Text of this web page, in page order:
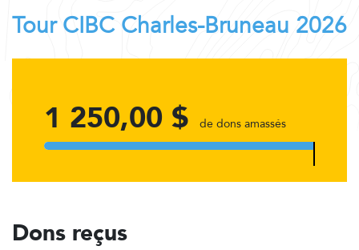
Tour CIBC Charles-Bruneau 2026
1 250,00 $ de dons amassés
Dons reçus